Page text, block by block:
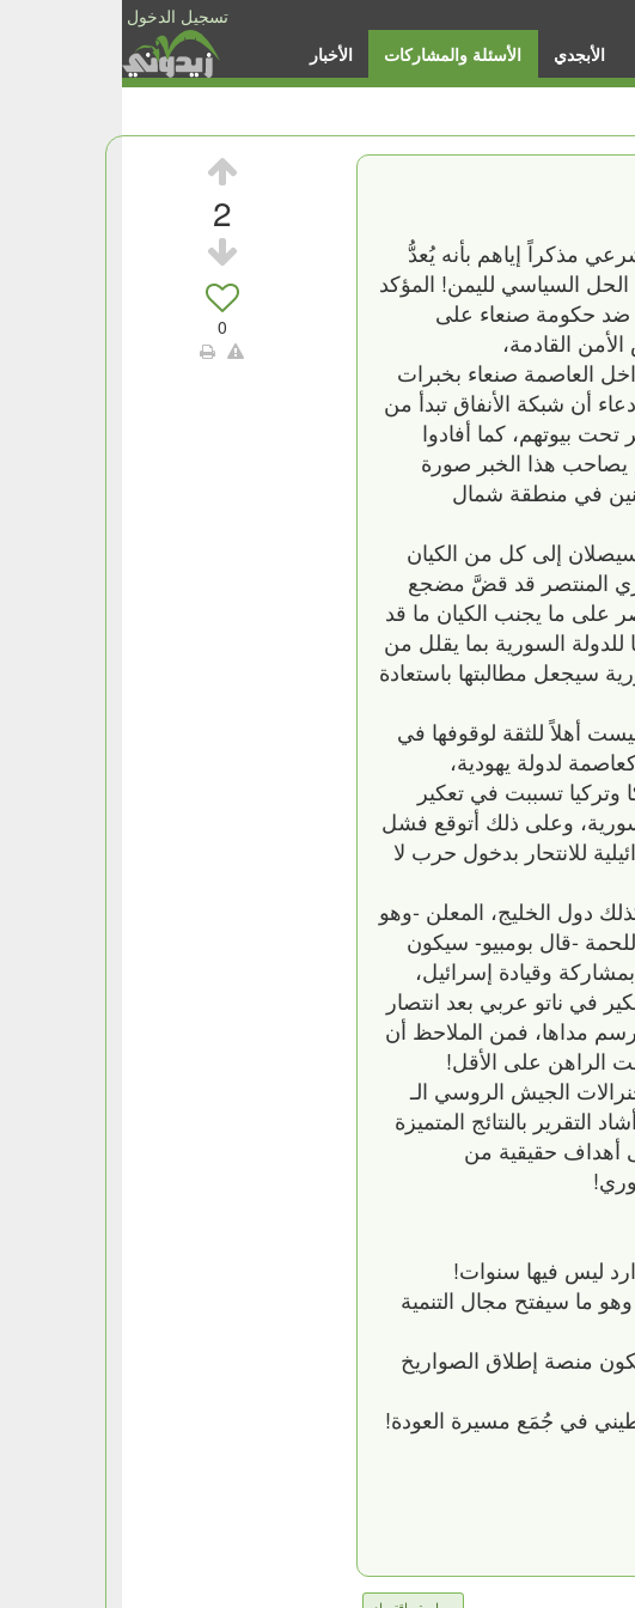
تسجيل الدخول
الأخبار الأسئلة والمشاركات الأبجدي
2
0
مذكراً إياهم بأنه يُعدُّ
السياسي لليمن! المؤكد
ضد حكومة صنعاء على
القادمة،
العاصمة صنعاء بخبرات
أن شبكة الأنفاق تبدأ من
تحت بيوتهم، كما أفادوا
يصاحب هذا الخبر صورة
في منطقة شمال
إلى كل من الكيان
المنتصر قد قضَّ مضجع
على ما يجنب الكيان ما قد
السورية بما يقلل من
سيجعل مطالبتها باستعادة
أهلاً للثقة لوقوفها في
لدولة يهودية،
وتركيا تسببت في تعكير
سورية، وعلى ذلك أتوقع فشل
للانتحار بدخول حرب لا
دول الخليج، المعلن -وهو
-قال بومبيو- سيكون
وقيادة إسرائيل،
في ناتو عربي بعد انتصار
مداها، فمن الملاحظ أن
الراهن على الأقل!
الجيش الروسي الـ
بالنتائج المتميزة
أهداف حقيقية من
ليس فيها سنوات!
ما سيفتح مجال التنمية
منصة إطلاق الصواريخ
في جُمَع مسيرة العودة!